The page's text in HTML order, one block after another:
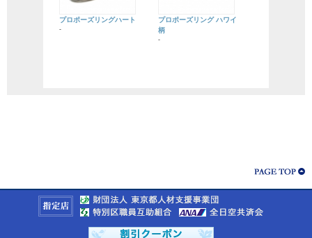
プロポーズリングハート
-
プロポーズリング ハワイ
柄
-